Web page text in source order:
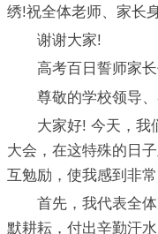
绣!祝全体老师、家长
谢谢大家!
高考百日誓师家
尊敬的学校领导
大家好! 今天，我
大会，在这特殊的日
互勉励，使我感到非常
首先，我代表全
默耕耘，付出辛勤汗